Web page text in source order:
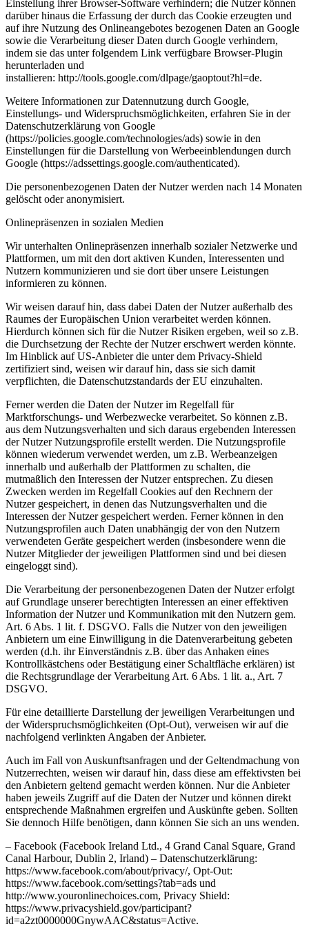
Einstellung ihrer Browser-Software verhindern; die Nutzer können
darüber hinaus die Erfassung der durch das Cookie erzeugten und
auf ihre Nutzung des Onlineangebotes bezogenen Daten an Google
sowie die Verarbeitung dieser Daten durch Google verhindern,
indem sie das unter folgendem Link verfügbare Browser-Plugin
herunterladen und
installieren: http://tools.google.com/dlpage/gaoptout?hl=de.
Weitere Informationen zur Datennutzung durch Google,
Einstellungs- und Widerspruchsmöglichkeiten, erfahren Sie in der
Datenschutzerklärung von Google
(https://policies.google.com/technologies/ads) sowie in den
Einstellungen für die Darstellung von Werbeeinblendungen durch
Google (https://adssettings.google.com/authenticated).
Die personenbezogenen Daten der Nutzer werden nach 14 Monaten
gelöscht oder anonymisiert.
Onlinepräsenzen in sozialen Medien
Wir unterhalten Onlinepräsenzen innerhalb sozialer Netzwerke und
Plattformen, um mit den dort aktiven Kunden, Interessenten und
Nutzern kommunizieren und sie dort über unsere Leistungen
informieren zu können.
Wir weisen darauf hin, dass dabei Daten der Nutzer außerhalb des
Raumes der Europäischen Union verarbeitet werden können.
Hierdurch können sich für die Nutzer Risiken ergeben, weil so z.B.
die Durchsetzung der Rechte der Nutzer erschwert werden könnte.
Im Hinblick auf US-Anbieter die unter dem Privacy-Shield
zertifiziert sind, weisen wir darauf hin, dass sie sich damit
verpflichten, die Datenschutzstandards der EU einzuhalten.
Ferner werden die Daten der Nutzer im Regelfall für
Marktforschungs- und Werbezwecke verarbeitet. So können z.B.
aus dem Nutzungsverhalten und sich daraus ergebenden Interessen
der Nutzer Nutzungsprofile erstellt werden. Die Nutzungsprofile
können wiederum verwendet werden, um z.B. Werbeanzeigen
innerhalb und außerhalb der Plattformen zu schalten, die
mutmaßlich den Interessen der Nutzer entsprechen. Zu diesen
Zwecken werden im Regelfall Cookies auf den Rechnern der
Nutzer gespeichert, in denen das Nutzungsverhalten und die
Interessen der Nutzer gespeichert werden. Ferner können in den
Nutzungsprofilen auch Daten unabhängig der von den Nutzern
verwendeten Geräte gespeichert werden (insbesondere wenn die
Nutzer Mitglieder der jeweiligen Plattformen sind und bei diesen
eingeloggt sind).
Die Verarbeitung der personenbezogenen Daten der Nutzer erfolgt
auf Grundlage unserer berechtigten Interessen an einer effektiven
Information der Nutzer und Kommunikation mit den Nutzern gem.
Art. 6 Abs. 1 lit. f. DSGVO. Falls die Nutzer von den jeweiligen
Anbietern um eine Einwilligung in die Datenverarbeitung gebeten
werden (d.h. ihr Einverständnis z.B. über das Anhaken eines
Kontrollkästchens oder Bestätigung einer Schaltfläche erklären) ist
die Rechtsgrundlage der Verarbeitung Art. 6 Abs. 1 lit. a., Art. 7
DSGVO.
Für eine detaillierte Darstellung der jeweiligen Verarbeitungen und
der Widerspruchsmöglichkeiten (Opt-Out), verweisen wir auf die
nachfolgend verlinkten Angaben der Anbieter.
Auch im Fall von Auskunftsanfragen und der Geltendmachung von
Nutzerrechten, weisen wir darauf hin, dass diese am effektivsten bei
den Anbietern geltend gemacht werden können. Nur die Anbieter
haben jeweils Zugriff auf die Daten der Nutzer und können direkt
entsprechende Maßnahmen ergreifen und Auskünfte geben. Sollten
Sie dennoch Hilfe benötigen, dann können Sie sich an uns wenden.
– Facebook (Facebook Ireland Ltd., 4 Grand Canal Square, Grand
Canal Harbour, Dublin 2, Irland) – Datenschutzerklärung:
https://www.facebook.com/about/privacy/, Opt-Out:
https://www.facebook.com/settings?tab=ads und
http://www.youronlinechoices.com, Privacy Shield:
https://www.privacyshield.gov/participant?
id=a2zt0000000GnywAAC&status=Active.